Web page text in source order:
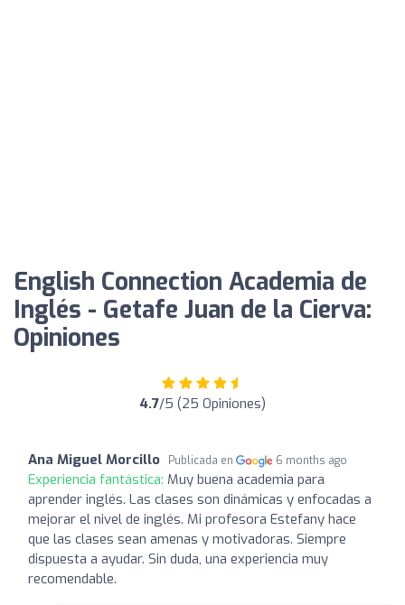
English Connection Academia de
Inglés - Getafe Juan de la Cierva:
Opiniones
4.7/5 (25 Opiniones)
Ana Miguel Morcillo Publicada en 6 months ago
Experiencia fantástica: Muy buena academia para
aprender inglés. Las clases son dinámicas y enfocadas a
mejorar el nivel de inglés. Mi profesora Estefany hace
que las clases sean amenas y motivadoras. Siempre
dispuesta a ayudar. Sin duda, una experiencia muy
recomendable.